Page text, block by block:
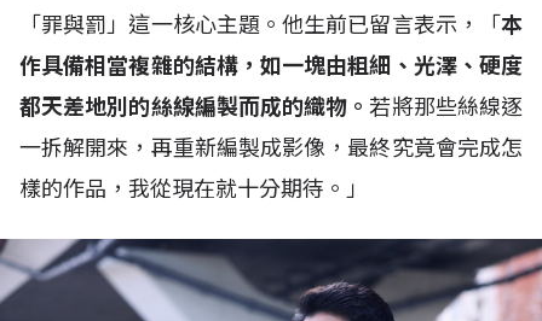
「罪與罰」這一核心主題。他生前已留言表示，「本
作具備相當複雜的結構，如一塊由粗細、光澤、硬度
都天差地別的絲線編製而成的織物。 若將那些絲線逐
一拆解開來，再重新編製成影像，最終究竟會完成怎
樣的作品，我從現在就十分期待。」